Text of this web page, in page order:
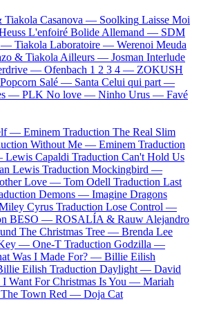
Tiakola Casanova — Soolking Laisse Moi
L'enfoiré Bolide Allemand — SDM
— Tiakola Laboratoire — Werenoi Meuda
& Tiakola Ailleurs — Josman Interlude
— Ofenbach 1 2 3 4 — ZOKUSH
Popcorn Salé — Santa Celui qui part —
— PLK No love — Ninho Urus — Favé
— Eminem Traduction The Real Slim
Without Me — Eminem Traduction
Lewis Capaldi Traduction Can't Hold Us
Lewis Traduction Mockingbird —
Love — Tom Odell Traduction Last
Demons — Imagine Dragons
Cyrus Traduction Lose Control —
BESO — ROSALÍA & Rauw Alejandro
The Christmas Tree — Brenda Lee
Key — One-T Traduction Godzilla —
Was I Made For? — Billie Eilish
Eilish Traduction Daylight — David
Want For Christmas Is You — Mariah
The Town Red — Doja Cat